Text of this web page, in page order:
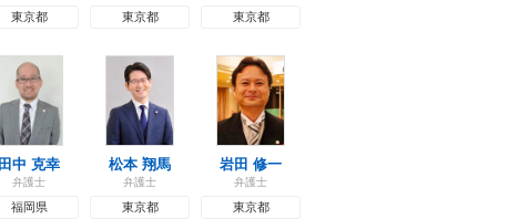
東京都 東京都 東京都
田中 克幸
弁護士
福岡県
松本 翔馬
弁護士
東京都
岩田 修一
弁護士
東京都